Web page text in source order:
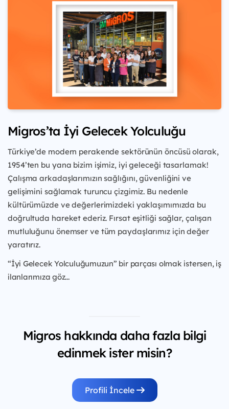
Migros’ta İyi Gelecek Yolculuğu
Türkiye’de modern perakende sektörünün öncüsü olarak,
1954’ten bu yana bizim işimiz, iyi geleceği tasarlamak!
Çalışma arkadaşlarımızın sağlığını, güvenliğini ve
gelişimini sağlamak turuncu çizgimiz. Bu nedenle
kültürümüzde ve değerlerimizdeki yaklaşımımızda bu
doğrultuda hareket ederiz. Fırsat eşitliği sağlar, çalışan
mutluluğunu önemser ve tüm paydaşlarımız için değer
yaratırız.
“İyi Gelecek Yolculuğumuzun” bir parçası olmak istersen, iş
ilanlarımıza göz...
Migros hakkında daha fazla bilgi
edinmek ister misin?
Profili İncele